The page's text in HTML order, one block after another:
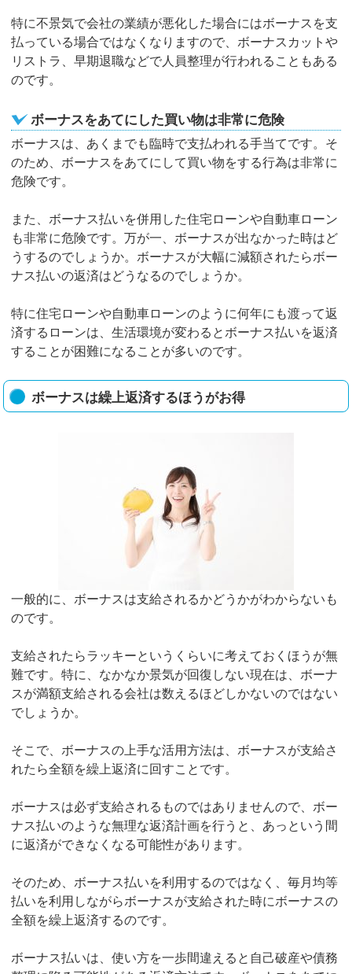
特に不景気で会社の業績が悪化した場合にはボーナスを支
払っている場合ではなくなりますので、ボーナスカットや
リストラ、早期退職などで人員整理が行われることもある
のです。
ボーナスをあてにした買い物は非常に危険
ボーナスは、あくまでも臨時で支払われる手当てです。そ
のため、ボーナスをあてにして買い物をする行為は非常に
危険です。
また、ボーナス払いを併用した住宅ローンや自動車ローン
も非常に危険です。万が一、ボーナスが出なかった時はど
うするのでしょうか。ボーナスが大幅に減額されたらボー
ナス払いの返済はどうなるのでしょうか。
特に住宅ローンや自動車ローンのように何年にも渡って返
済するローンは、生活環境が変わるとボーナス払いを返済
することが困難になることが多いのです。
ボーナスは繰上返済するほうがお得
一般的に、ボーナスは支給されるかどうかがわからないも
のです。
支給されたらラッキーというくらいに考えておくほうが無
難です。特に、なかなか景気が回復しない現在は、ボーナ
スが満額支給される会社は数えるほどしかないのではない
でしょうか。
そこで、ボーナスの上手な活用方法は、ボーナスが支給さ
れたら全額を繰上返済に回すことです。
ボーナスは必ず支給されるものではありませんので、ボー
ナス払いのような無理な返済計画を行うと、あっという間
に返済ができなくなる可能性があります。
そのため、ボーナス払いを利用するのではなく、毎月均等
払いを利用しながらボーナスが支給された時にボーナスの
全額を繰上返済するのです。
ボーナス払いは、使い方を一歩間違えると自己破産や債務